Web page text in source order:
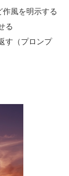
作風を明示する
る
す（プロンプ